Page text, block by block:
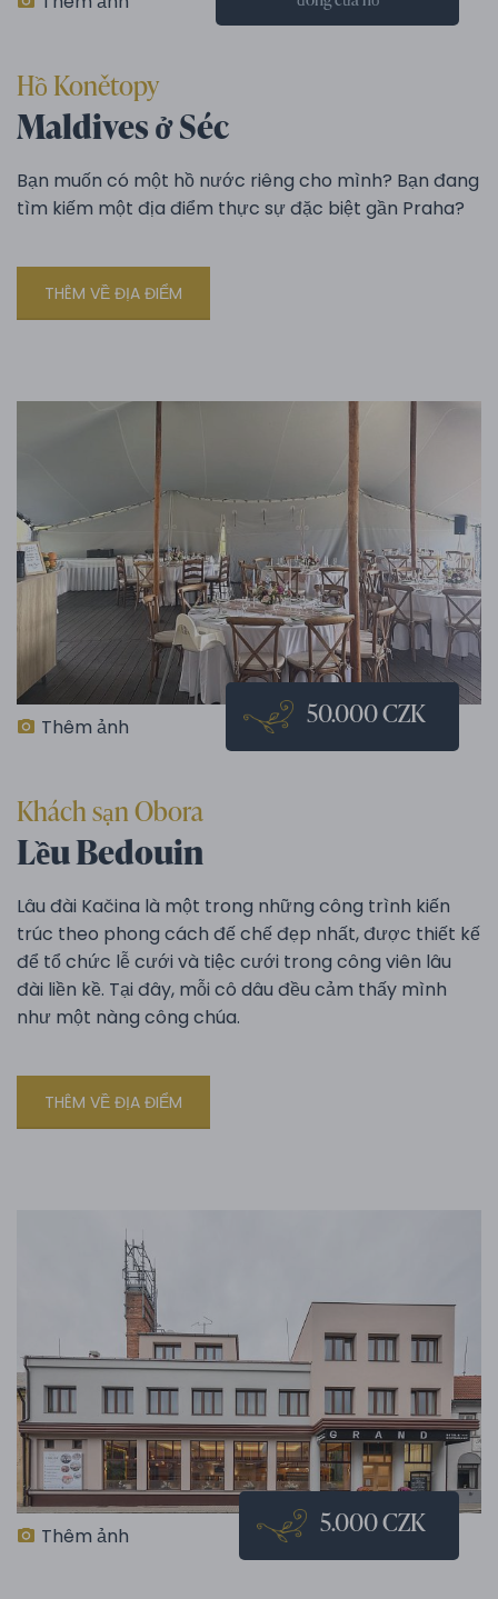
Hồ Konětopy
Maldives ở Séc
Bạn muốn có một hồ nước riêng cho mình? Bạn đang
tìm kiếm một địa điểm thực sự đặc biệt gần Praha?
THÊM VỀ ĐỊA ĐIỂM
Thêm ảnh 50.000 CZK
Khách sạn Obora
Lều Bedouin
Lâu đài Kačina là một trong những công trình kiến
trúc theo phong cách đế chế đẹp nhất, được thiết kế
để tổ chức lễ cưới và tiệc cưới trong công viên lâu
đài liền kề. Tại đây, mỗi cô dâu đều cảm thấy mình
như một nàng công chúa.
THÊM VỀ ĐỊA ĐIỂM
Thêm ảnh 5.000 CZK